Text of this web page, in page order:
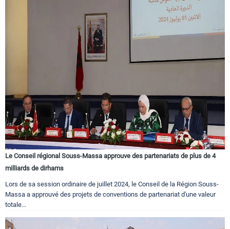
Le Conseil régional Souss-Massa approuve des partenariats de plus de 4
milliards de dirhams
Lors de sa session ordinaire de juillet 2024, le Conseil de la Région Souss-
Massa a approuvé des projets de conventions de partenariat d'une valeur
totale...